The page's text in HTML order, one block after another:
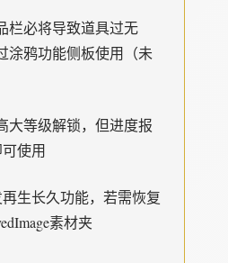
栏必将导致道具过无
涂鸦功能侧板使用（未
大等级解锁，但进度报
使用
生长久功能，若需恢复
素材夹